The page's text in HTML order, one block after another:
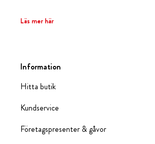
Läs mer här
Information
Hitta butik
Kundservice
Företagspresenter & gåvor